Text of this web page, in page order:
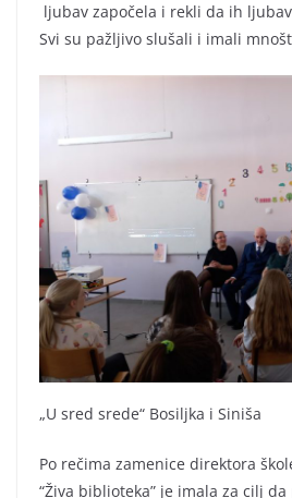
ljubav započela i rekli da ih
Svi su pažljivo slušali i imali
„U sred srede“ Bosiljka i Siniša
Po rečima zamenice direktora
“Živa biblioteka” je imala za cilj